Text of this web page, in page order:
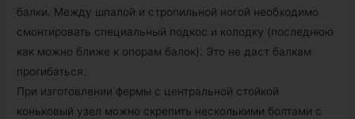
балки. Между шпалой и стропильной ногой необходимо
смонтировать специальный подкос и колодку (последнюю
как можно ближе к опорам балок). Это не даст балкам
прогибаться.
При изготовлении фермы с центральной стойкой
коньковый узел можно скрепить несколькими болтами с